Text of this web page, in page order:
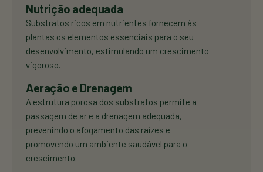
Nutrição adequada
Substratos ricos em nutrientes fornecem às
plantas os elementos essenciais para o seu
desenvolvimento, estimulando um crescimento
vigoroso.
Aeração e Drenagem
A estrutura porosa dos substratos permite a
passagem de ar e a drenagem adequada,
prevenindo o afogamento das raízes e
promovendo um ambiente saudável para o
crescimento.